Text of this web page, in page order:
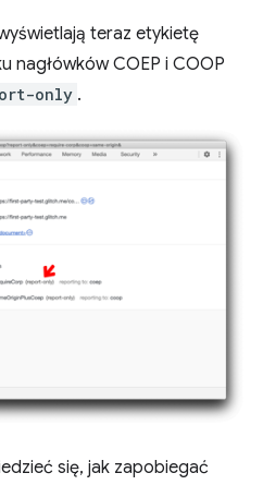
teraz etykietę
nagłówków COEP i COOP
only .
się, jak zapobiegać